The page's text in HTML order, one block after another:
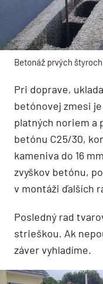
Betonáž prvých
Pri doprave,
betónovej zmesi
platných noriem a
betónu C25/30,
kameniva do 16
zvyškov betónu,
v montáži ďalších
Posledný rad
strieškou. Ak
záver vyhladíme.